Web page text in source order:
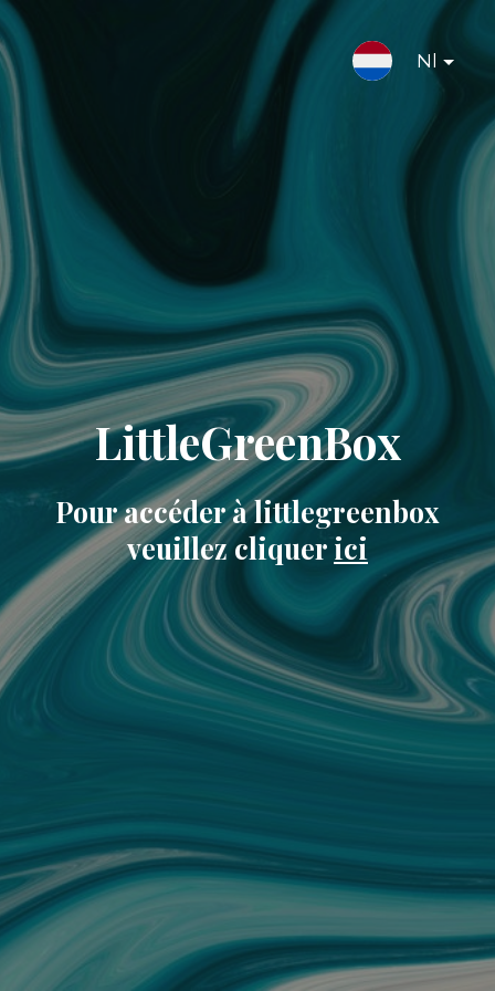
Nl
LittleGreenBox
Pour accéder à littlegreenbox
veuillez cliquer ici